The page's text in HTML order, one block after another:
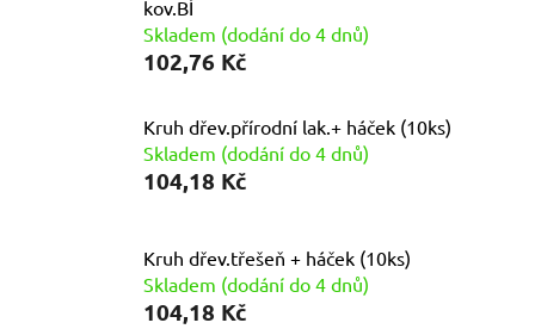
kov.BÍ
Skladem (dodání do 4 dnů)
102,76 Kč
Kruh dřev.přírodní lak.+ háček (10ks)
Skladem (dodání do 4 dnů)
104,18 Kč
Kruh dřev.třešeň + háček (10ks)
Skladem (dodání do 4 dnů)
104,18 Kč